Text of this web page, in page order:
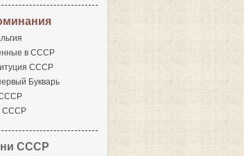
в СССР
СССР
Букварь
СССР
СССР